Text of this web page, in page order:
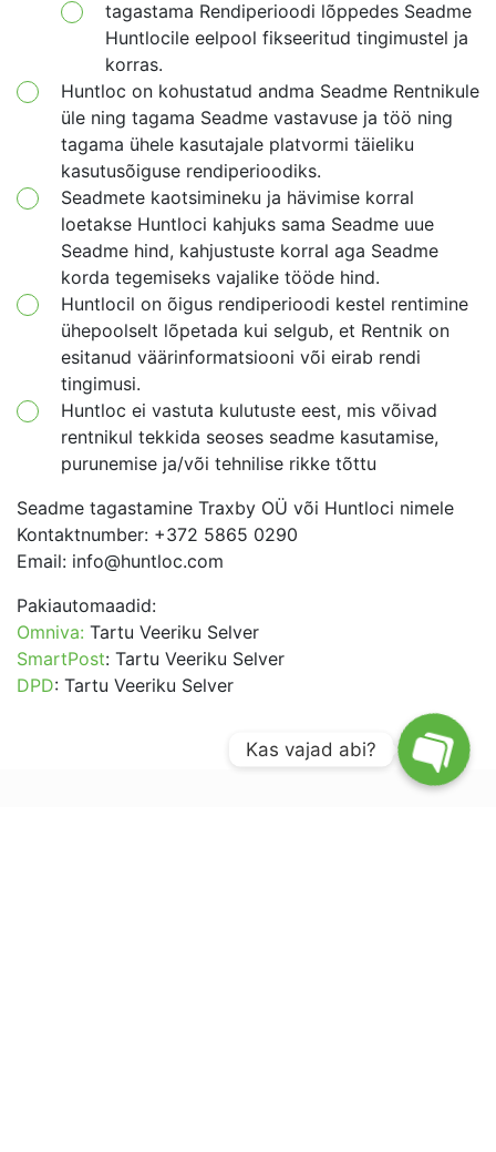
tagastama Rendiperioodi lõppedes Seadme
Huntlocile eelpool fikseeritud tingimustel ja
korras.
Huntloc on kohustatud andma Seadme Rentnikule
üle ning tagama Seadme vastavuse ja töö ning
tagama ühele kasutajale platvormi täieliku
kasutusõiguse rendiperioodiks.
Seadmete kaotsimineku ja hävimise korral
loetakse Huntloci kahjuks sama Seadme uue
Seadme hind, kahjustuste korral aga Seadme
korda tegemiseks vajalike tööde hind.
Huntlocil on õigus rendiperioodi kestel rentimine
ühepoolselt lõpetada kui selgub, et Rentnik on
esitanud väärinformatsiooni või eirab rendi
tingimusi.
Huntloc ei vastuta kulutuste eest, mis võivad
rentnikul tekkida seoses seadme kasutamise,
purunemise ja/või tehnilise rikke tõttu
Seadme tagastamine Traxby OÜ või Huntloci nimele
Kontaktnumber: +372 5865 0290
Email: info@huntloc.com
Pakiautomaadid:
Omniva: Tartu Veeriku Selver
SmartPost: Tartu Veeriku Selver
DPD: Tartu Veeriku Selver
Kas vajad abi?